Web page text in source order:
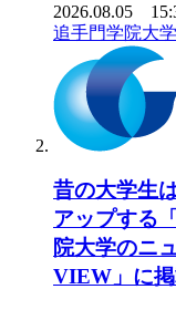
2026.08.05
追手門学院大学
昔の大学生
アップする
院大学のニ
VIEW」に